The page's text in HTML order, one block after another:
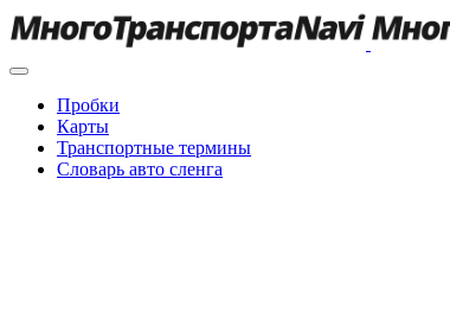
Пробки
Карты
Транспортные термины
Словарь авто сленга